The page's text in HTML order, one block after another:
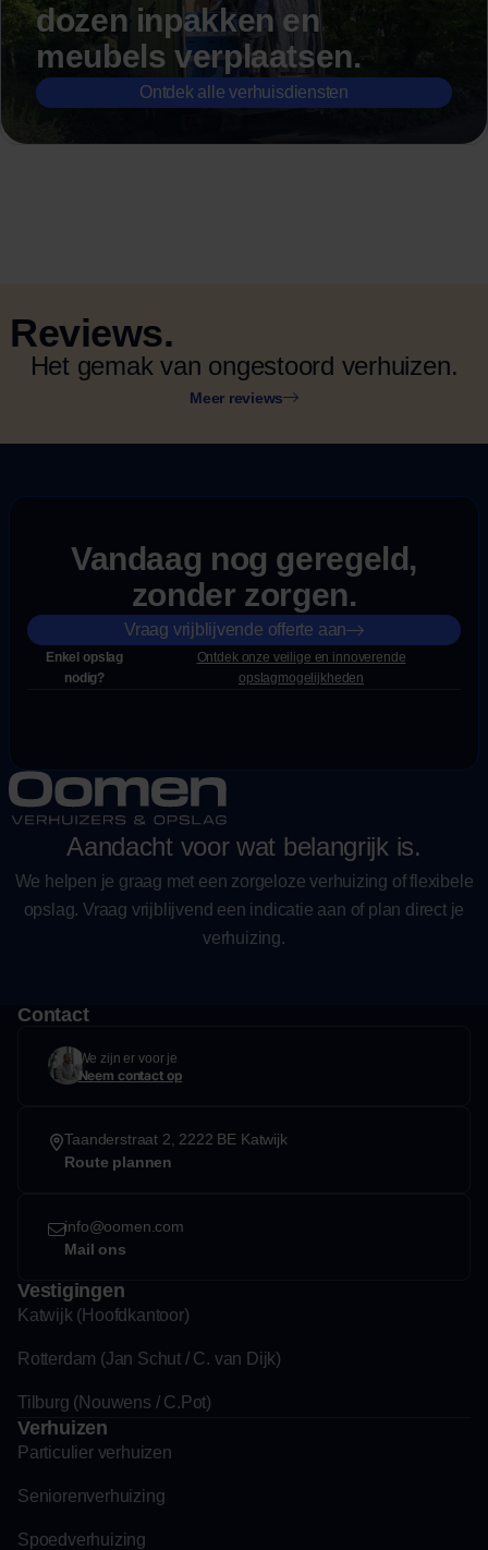
dozen inpakken en
meubels verplaatsen.
Ontdek alle verhuisdiensten
Reviews.
Het gemak van ongestoord verhuizen.
Meer reviews
Aandacht voor wat belangrijk is.
We helpen je graag met een zorgeloze verhuizing of flexibele
opslag. Vraag vrijblijvend een indicatie aan of plan direct je
verhuizing.
Vandaag nog geregeld,
zonder zorgen.
Vraag vrijblijvende offerte aan
Enkel opslag
nodig?
Ontdek onze veilige en innoverende
opslagmogelijkheden
Contact
We zijn er voor je
Neem contact op
Taanderstraat 2, 2222 BE Katwijk
Route plannen
info@oomen.com
Mail ons
Vestigingen
Katwijk (Hoofdkantoor)
Rotterdam (Jan Schut / C. van Dijk)
Tilburg (Nouwens / C.Pot)
Verhuizen
Particulier verhuizen
Seniorenverhuizing
Spoedverhuizing